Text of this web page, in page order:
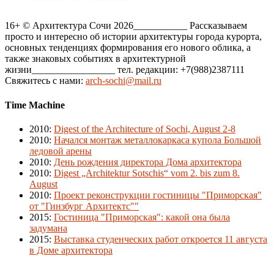
16+ © Архитектура Сочи 2026___________ Рассказываем
просто и интересно об истории архитектуры города курорта,
основных тенденциях формирования его нового облика, а
также знаковых событиях в архитектурной
жизни_________________ тел. редакции: +7(988)2387111
Свяжитесь с нами: arch-sochi@mail.ru
Time Machine
2010: Digest of the Architecture of Sochi, August 2-8
2010: Начался монтаж металлокаркаса купола Большой
ледовой арены
2010: День рождения директора Дома архитектора
2010: Digest „Architektur Sotschis“ vom 2. bis zum 8.
August
2010: Проект реконструкции гостиницы "Приморская"
от "Гинзбург Архитектс""
2015: Гостиница "Приморская": какой она была
задумана
2015: Выставка студенческих работ откроется 11 августа
в Доме архитектора